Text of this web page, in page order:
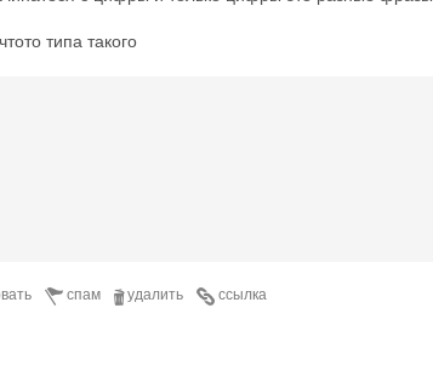
типа такого
ссылка
удалить
спам